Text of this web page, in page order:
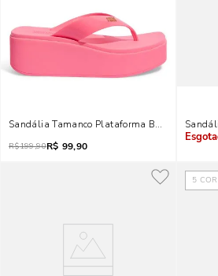
Sandália Tamanco Plataforma Borracha Rosa
R$199,90R$ 99,90
5